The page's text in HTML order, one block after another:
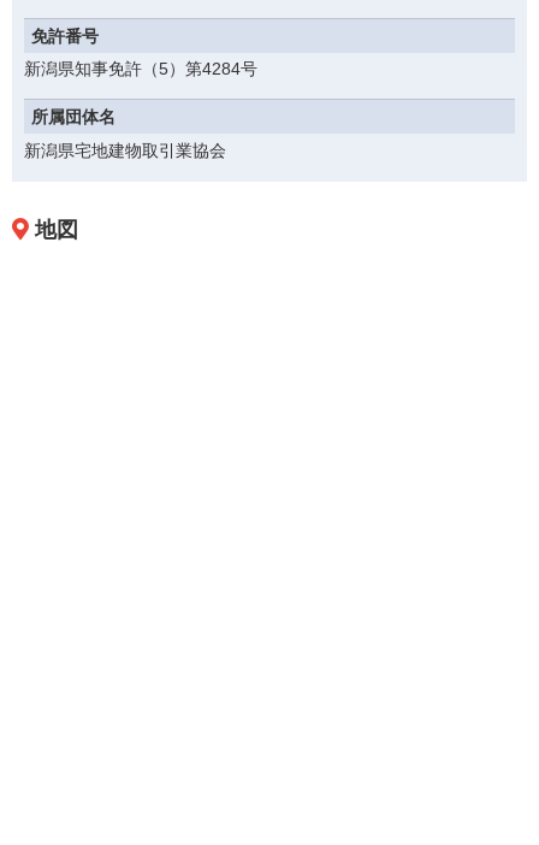
免許番号
新潟県知事免許（5）第4284号
所属団体名
新潟県宅地建物取引業協会
地図